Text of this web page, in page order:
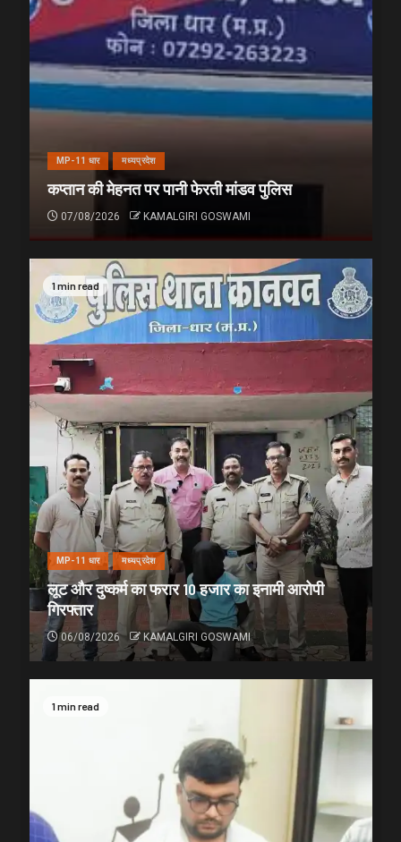
MP-11 धार मध्यप्रदेश
कप्तान की मेहनत पर पानी फेरती मांडव पुलिस
07/08/2026 KAMALGIRI GOSWAMI
1 min read
MP-11 धार मध्यप्रदेश
लूट और दुष्कर्म का फरार 10 हजार का इनामी आरोपी
गिरफ्तार
06/08/2026 KAMALGIRI GOSWAMI
1 min read